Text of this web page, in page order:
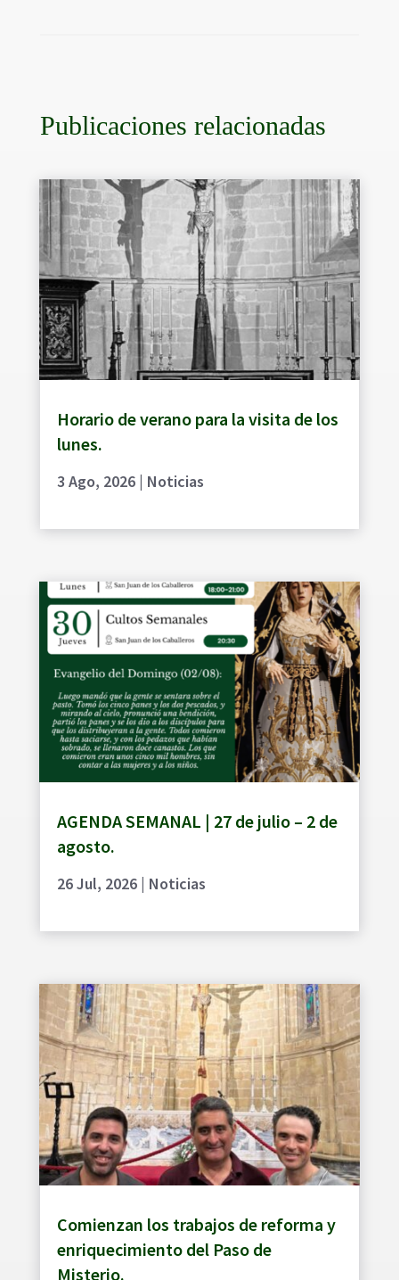
Publicaciones relacionadas
Horario de verano para la visita de los
lunes.
3 Ago, 2026| Noticias
AGENDA SEMANAL | 27 de julio – 2 de
agosto.
26 Jul, 2026| Noticias
Comienzan los trabajos de reforma y
enriquecimiento del Paso de
Misterio.